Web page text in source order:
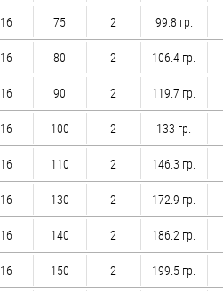
16 75 2 99.8 гр.
16 80 2 106.4 гр.
16 90 2 119.7 гр.
16 100 2 133 гр.
16 110 2 146.3 гр.
16 130 2 172.9 гр.
16 140 2 186.2 гр.
16 150 2 199.5 гр.